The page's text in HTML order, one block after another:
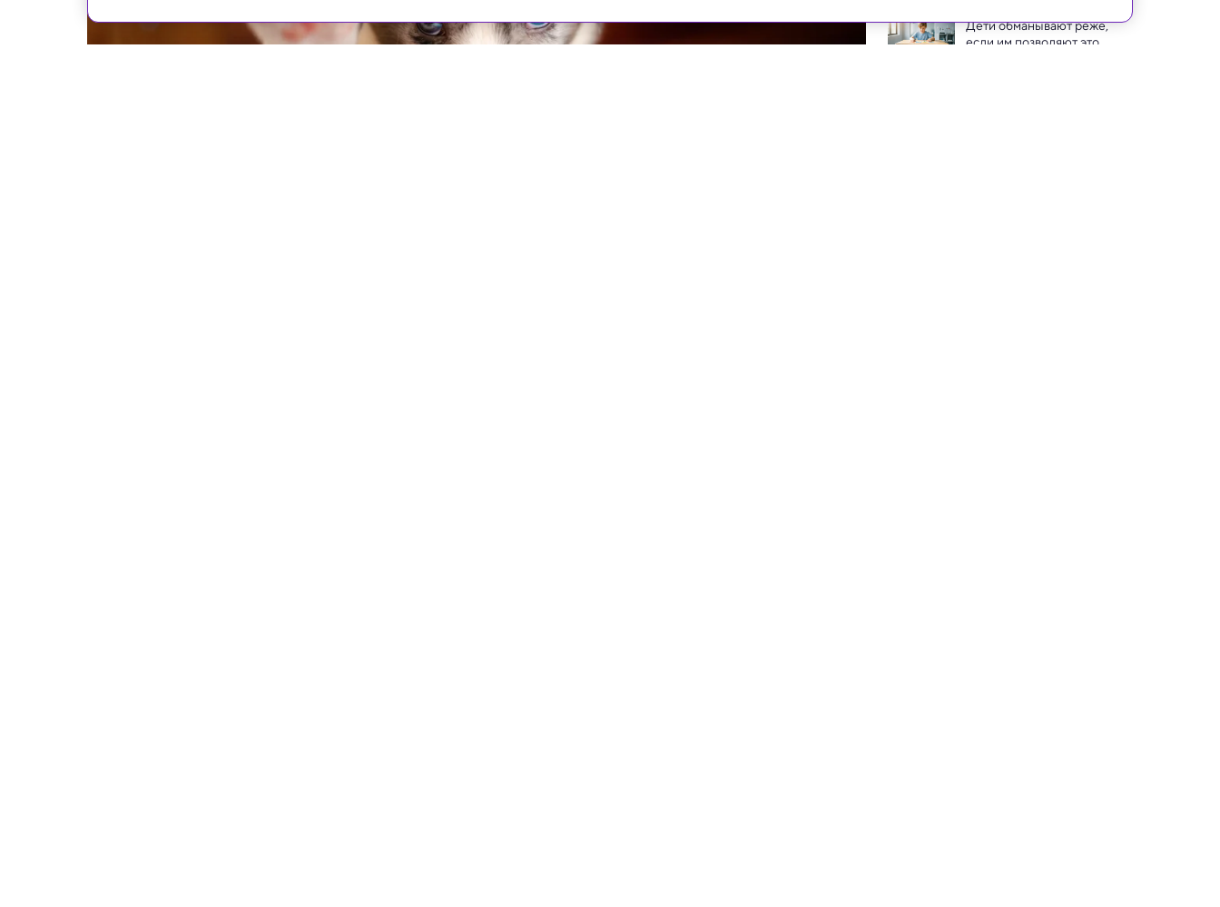
Дети обманывают реже,
если им позволяют это